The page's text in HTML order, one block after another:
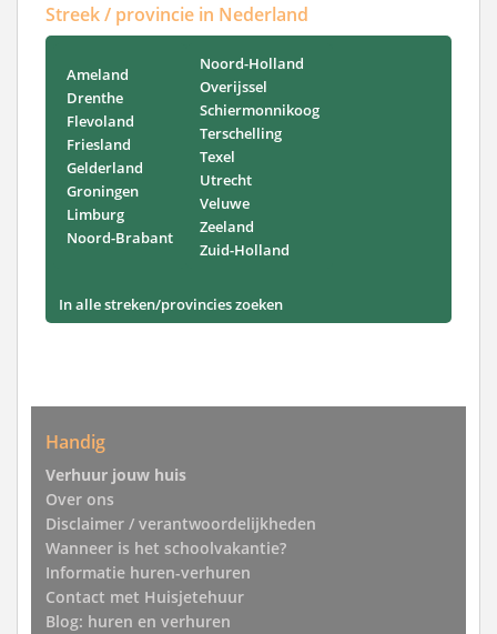
Streek / provincie in Nederland
Ameland
Drenthe
Flevoland
Friesland
Gelderland
Groningen
Limburg
Noord-Brabant
Noord-Holland
Overijssel
Schiermonnikoog
Terschelling
Texel
Utrecht
Veluwe
Zeeland
Zuid-Holland
In alle streken/provincies zoeken
Handig
Verhuur jouw huis
Over ons
Disclaimer / verantwoordelijkheden
Wanneer is het schoolvakantie?
Informatie huren-verhuren
Contact met Huisjetehuur
Blog: huren en verhuren